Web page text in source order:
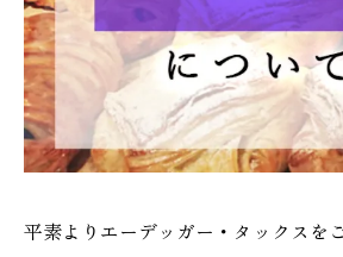
平素よりエーデッガー・タックスを